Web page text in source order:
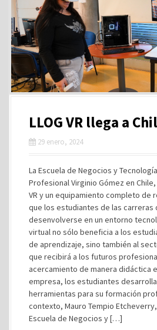
LLOG VR llega a
29 enero, 2024
La Escuela de Negocios y
Profesional Virginio Gómez en
VR y un equipamiento completo de
que los estudiantes de las carreras
desenvolverse en un entorno
virtual no sólo beneficia a los
de aprendizaje, sino también al
que recibirá a los futuros
acercamiento de manera didáctica
empresa, los estudiantes
herramientas para su formación
contexto, Mauro Tempio
Escuela de Negocios y […]